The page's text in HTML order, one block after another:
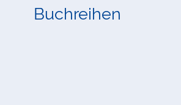
Buchreihen